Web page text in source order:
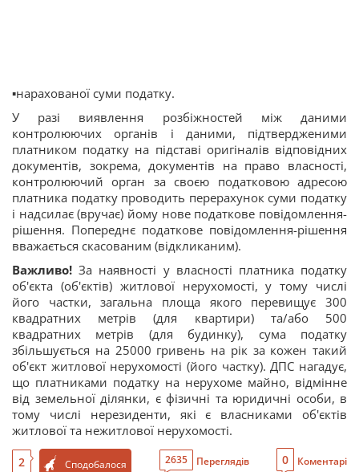
▪️нарахованої суми податку.
У разі виявлення розбіжностей між даними
контролюючих органів і даними, підтвердженими
платником податку на підставі оригіналів відповідних
документів, зокрема, документів на право власності,
контролюючий орган за своєю податковою адресою
платника податку проводить перерахунок суми податку
і надсилає (вручає) йому нове податкове повідомлення-
рішення. Попереднє податкове повідомлення-рішення
вважається скасованим (відкликаним).
Важливо!За наявності у власності платника податку
об'єкта (об'єктів) житлової нерухомості, у тому числі
його частки, загальна площа якого перевищує 300
квадратних метрів (для квартири) та/або 500
квадратних метрів (для будинку), сума податку
збільшується на 25000 гривень на рік за кожен такий
об'єкт житлової нерухомості (його частку). ДПС нагадує,
що платниками податку на нерухоме майно, відмінне
від земельної ділянки, є фізичні та юридичні особи, в
тому числі нерезиденти, які є власниками об'єктів
житлової та нежитлової нерухомості.
2 Сподобалося 2635 Переглядів 0 Коментарі